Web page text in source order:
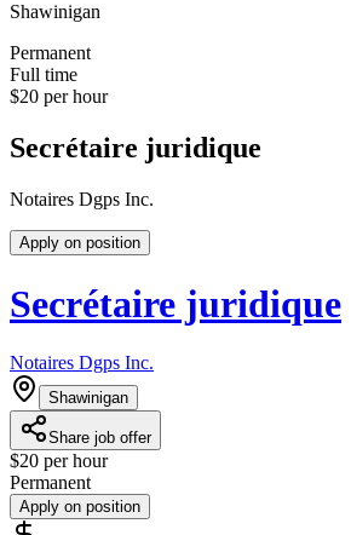
Shawinigan
Permanent
Full time
$20 per hour
Secrétaire juridique
Notaires Dgps Inc.
Apply on position
Secrétaire juridique
Notaires Dgps Inc.
Shawinigan
Share job offer
$20 per hour
Permanent
Apply on position